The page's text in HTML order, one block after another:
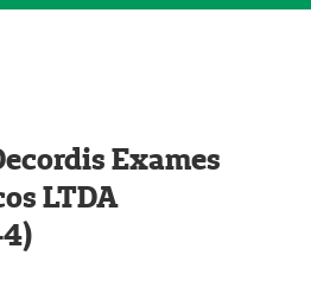
Exames
LTDA